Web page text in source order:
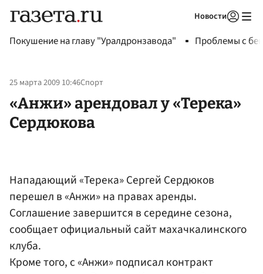
Новости
Покушение на главу "Уралдронзавода" Проблемы с
25 марта 2009 10:46Спорт
«Анжи» арендовал у «Терека»
Сердюкова
Нападающий «Терека» Сергей Сердюков
перешел в «Анжи» на правах аренды.
Соглашение завершится в середине сезона,
сообщает официальный сайт махачкалинского
клуба.
Кроме того, с «Анжи» подписал контракт